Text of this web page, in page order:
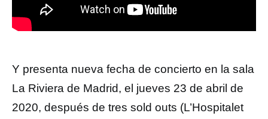
Y presenta nueva fecha de concierto en la sala
La Riviera de Madrid, el jueves 23 de abril de
2020, después de tres sold outs (L’Hospitalet